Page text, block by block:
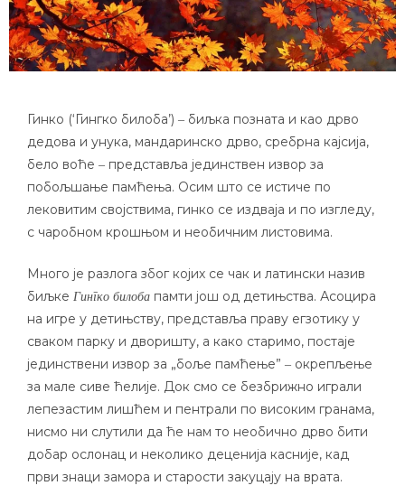
Гинко (‘Гингко билоба’) ‒ биљка позната и као дрво
дедова и унука, мандаринско дрво, сребрна кајсија,
бело воће ‒ представља јединствен извор за
побољшање памћења. Осим што се истиче по
лековитим својствима, гинко се издваја и по изгледу,
с чаробном крошњом и необичним листовима.
Много је разлога због којих се чак и латински назив
биљке Гингко билоба памти још од детињства. Асоцира
на игре у детињству, представља праву егзотику у
сваком парку и дворишту, а како старимо, постаје
јединствени извор за „боље памћење” ‒ окрепљење
за мале сиве ћелије. Док смо се безбрижно играли
лепезастим лишћем и пентрали по високим гранама,
нисмо ни слутили да ће нам то необично дрво бити
добар ослонац и неколико деценија касније, кад
први знаци замора и старости закуцају на врата.